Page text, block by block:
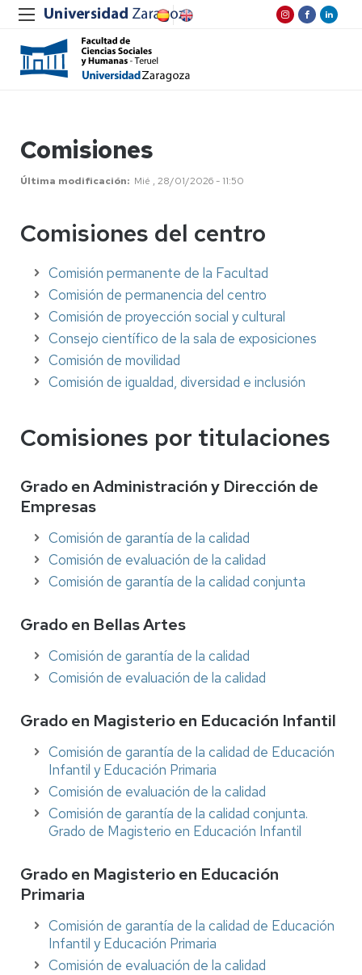
Comisiones
Última modificación Mié , 28/01/2026 - 11:50
Comisiones del centro
Comisión permanente de la Facultad
Comisión de permanencia del centro
Comisión de proyección social y cultural
Consejo científico de la sala de exposiciones
Comisión de movilidad
Comisión de igualdad, diversidad e inclusión
Comisiones por titulaciones
Grado en Administración y Dirección de
Empresas
Comisión de garantía de la calidad
Comisión de evaluación de la calidad
Comisión de garantía de la calidad conjunta
Grado en Bellas Artes
Comisión de garantía de la calidad
Comisión de evaluación de la calidad
Grado en Magisterio en Educación Infantil
Comisión de garantía de la calidad de Educación
Infantil y Educación Primaria
Comisión de evaluación de la calidad
Comisión de garantía de la calidad conjunta.
Grado de Magisterio en Educación Infantil
Grado en Magisterio en Educación
Primaria
Comisión de garantía de la calidad de Educación
Infantil y Educación Primaria
Comisión de evaluación de la calidad